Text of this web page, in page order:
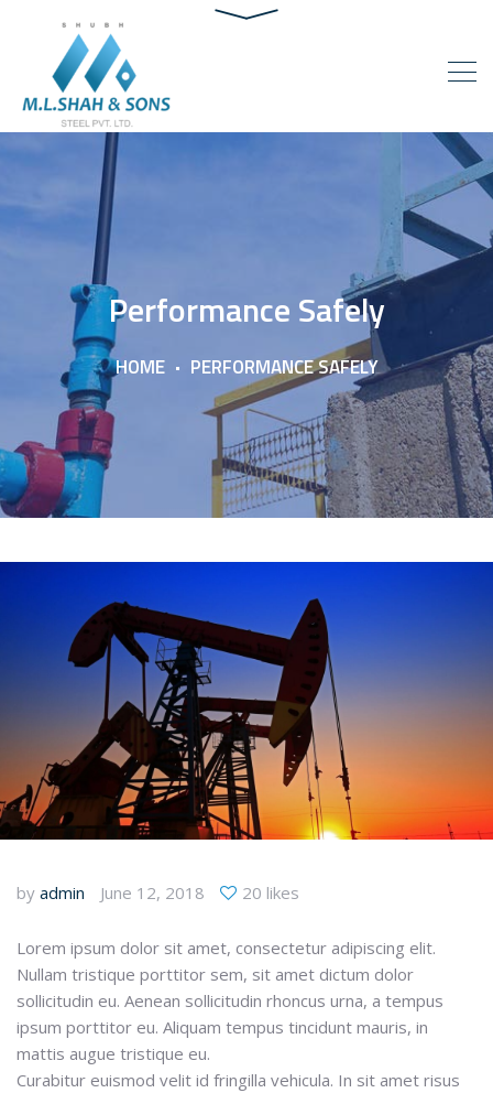
Performance Safely
HOME PERFORMANCE SAFELY
by admin June 12, 2018 20 likes
Lorem ipsum dolor sit amet, consectetur adipiscing elit.
Nullam tristique porttitor sem, sit amet dictum dolor
sollicitudin eu. Aenean sollicitudin rhoncus urna, a tempus
ipsum porttitor eu. Aliquam tempus tincidunt mauris, in
mattis augue tristique eu.
Curabitur euismod velit id fringilla vehicula. In sit amet risus